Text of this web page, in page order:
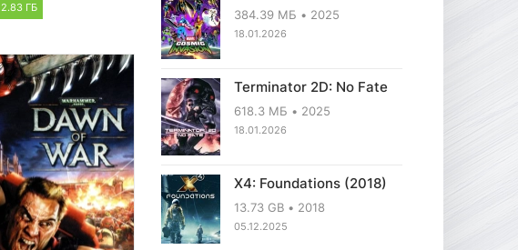
2.83 ГБ 384.39 МБ 2025
18.01.2026
Terminator 2D: No Fate
618.3 МБ 2025
18.01.2026
X4: Foundations (2018)
13.73 GB 2018
05.12.2025